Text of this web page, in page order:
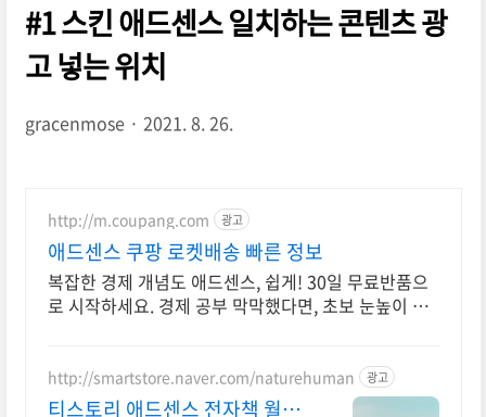
#1 스킨 애드센스 일치하는 콘텐츠 광
고 넣는 위치
gracenmose 2021. 8. 26.
http://m.coupang.com 광고
애드센스 쿠팡 로켓배송 빠른 정보
복잡한 경제 개념도 애드센스, 쉽게! 30일 무료반품으
로 시작하세요. 경제 공부 막막했다면, 초보 눈높이 책
http://smartstore.naver.com/naturehuman 광고
티스토리 애드센스 전자책 월